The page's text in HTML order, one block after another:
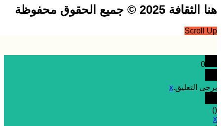
2025 © جميع الحقوق محفوظة
التعليق.x